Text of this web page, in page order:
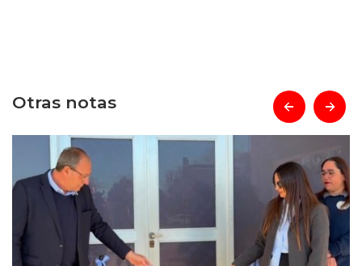
Otras notas prev next